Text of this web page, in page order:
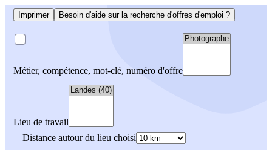
Imprimer Besoin d'aide sur la recherche d'offres d'emploi ?
Métier, compétence, mot-clé, numéro d'offre
Lieu de travail
Distance autour du lieu choisi